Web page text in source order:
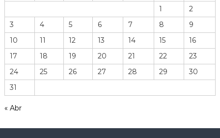
o
h
r
r
m
i
n
1
2
3
4 5 6 7 8
9
10
11 12 13 14 15
16
17
18 19 20 21 22
23
24
25 26 27 28 29
30
31
« Abr